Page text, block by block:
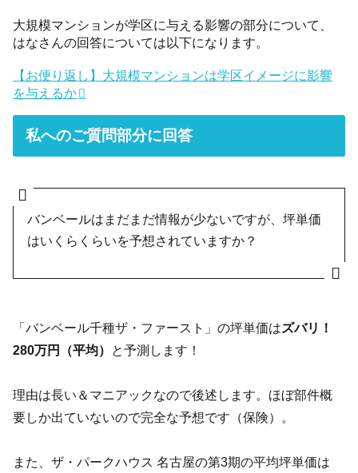
大規模マンションが学区に与える影響の部分について、
はなさんの回答については以下になります。
【お便り返し】大規模マンションは学区イメージに影響
を与えるか
私へのご質問部分に回答
バンベールは まだまだ情報が少ないですが、坪単価
はいくらくらいを予想されていますか？
「バンベール千種ザ・ファースト」の坪単価はズバリ！
280万円（平均） と予測します！
理由は長い＆マニアックなので後述します。ほぼ部件概
要しか出ていないので完全な予想です（保険）。
また、ザ・パークハウス 名古屋の第3期の平均坪単価は